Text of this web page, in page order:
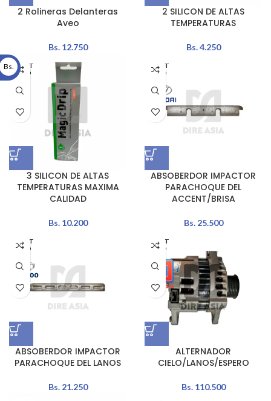
2 Rolineras Delanteras
Aveo
Bs.12.750
2 SILICON DE ALTAS
TEMPERATURAS
Bs.4.250
AGOT
ADO
3 SILICON DE ALTAS
TEMPERATURAS MAXIMA
CALIDAD
Bs.10.200
AGOT
ADO
ABSOBERDOR IMPACTOR
PARACHOQUE DEL
ACCENT/BRISA
Bs.25.500
AGOT
ADO
ABSOBERDOR IMPACTOR
PARACHOQUE DEL LANOS
Bs.21.250
AGOT
ADO
ALTERNADOR
CIELO/LANOS/ESPERO
Bs.110.500
Bs.